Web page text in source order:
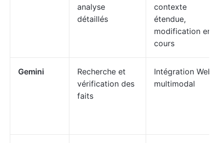
analyse
détaillés
contexte
étendue,
modification en
cours
Gemini
Recherche et
vérification des
faits
Intégration Web,
multimodal